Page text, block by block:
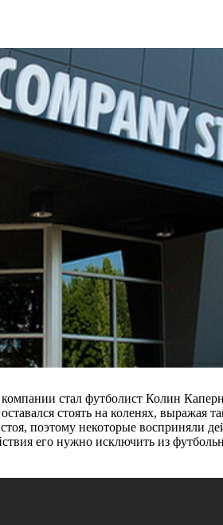
стал футболист Колин
стоять на коленях, выражая
поэтому некоторые восприняли
его нужно исключить из